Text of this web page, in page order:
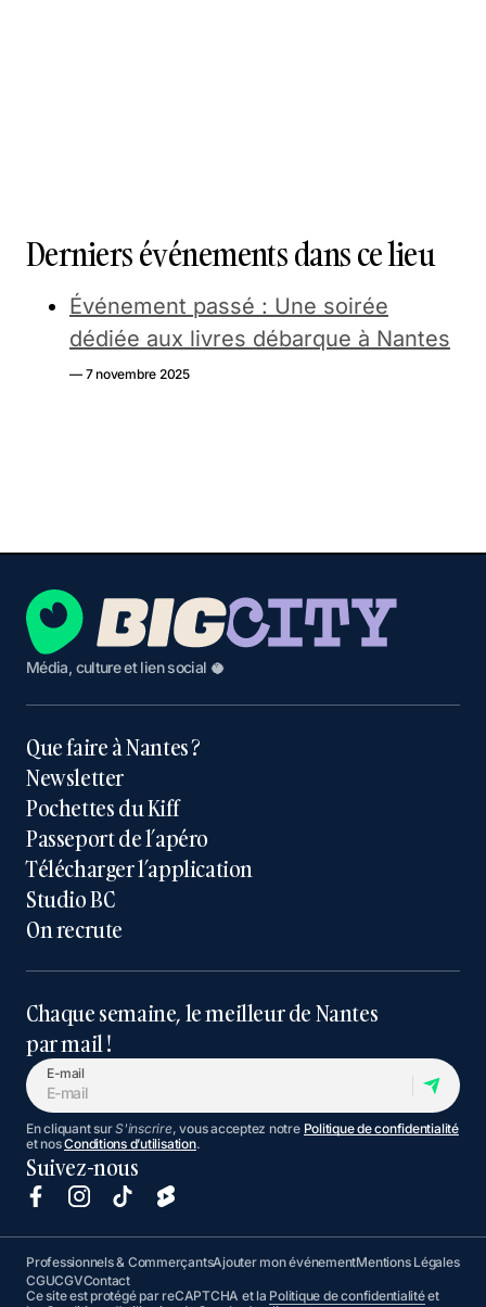
Derniers événements dans ce lieu
Événement passé : Une soirée
dédiée aux livres débarque à Nantes
— 7 novembre 2025
Média, culture et lien social 🥥
Que faire à Nantes ?
Newsletter
Pochettes du Kiff
Passeport de l’apéro
Télécharger l’application
Studio BC
On recrute
Chaque semaine, le meilleur de Nantes
par mail !
E-mail
En cliquant surS'inscrire, vous acceptez notre Politique de confidentialité
et nosConditions d’utilisation.
Suivez-nous
Professionnels & CommerçantsAjouter mon événementMentions Légales
CGUCGVContact
Ce site est protégé par reCAPTCHA et la Politique de confidentialitéet